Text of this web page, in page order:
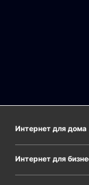
Интернет для дома
Интернет для